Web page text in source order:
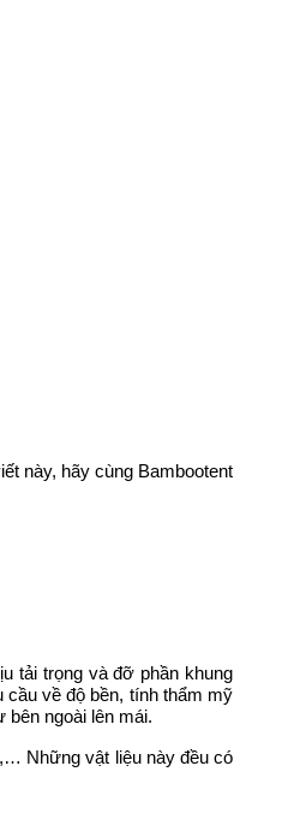
này, hãy cùng Bambootent
tải trọng và đỡ phần khung
về độ bền, tính thẩm mỹ
ngoài lên mái.
Những vật liệu này đều có